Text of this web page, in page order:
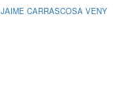
JAIME CARRASCOSA VENY